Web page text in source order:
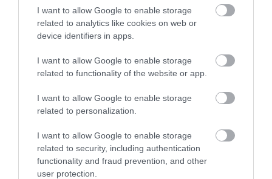
I want to allow Google to enable storage
related to analytics like cookies on web or
device identifiers in apps.
I want to allow Google to enable storage
related to functionality of the website or app.
I want to allow Google to enable storage
related to personalization.
I want to allow Google to enable storage
related to security, including authentication
functionality and fraud prevention, and other
user protection.